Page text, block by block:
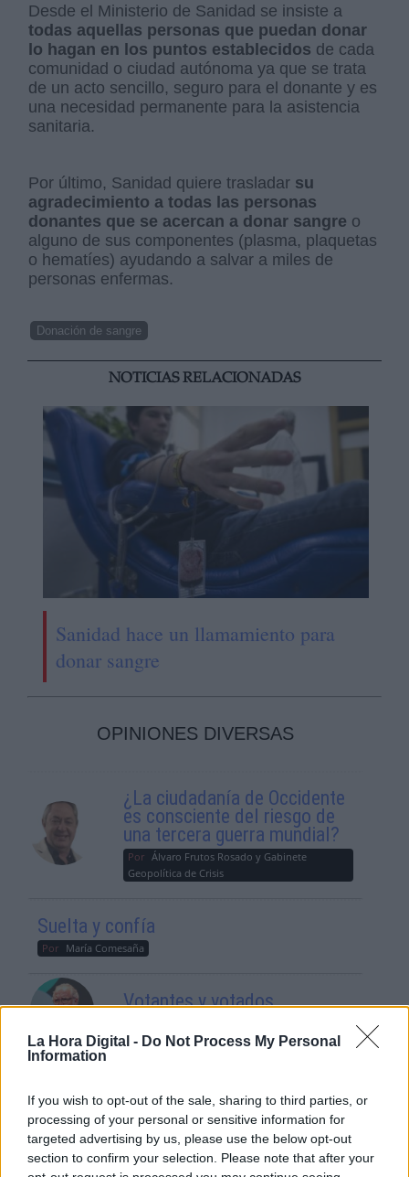
La Hora Digital - Do Not Process My Personal
Information
If you wish to opt-out of the sale, sharing to third parties, or
processing of your personal or sensitive information for
targeted advertising by us, please use the below opt-out
section to confirm your selection. Please note that after your
Desde el Ministerio de Sanidad se insiste a
todas aquellas personas que puedan donar
lo hagan en los puntos establecidos de cada
comunidad o ciudad autónoma ya que se trata
de un acto sencillo, seguro para el donante y es
una necesidad permanente para la asistencia
sanitaria.
Por último, Sanidad quiere trasladar su
agradecimiento a todas las personas
donantes que se acercan a donar sangre o
alguno de sus componentes (plasma, plaquetas
o hematíes) ayudando a salvar a miles de
personas enfermas.
Donación de sangre
NOTICIAS RELACIONADAS
Sanidad hace un llamamiento para
donar sangre
OPINIONES DIVERSAS
¿La ciudadanía de Occidente
es consciente del riesgo de
una tercera guerra mundial?
Por Álvaro Frutos Rosado y Gabinete
Geopolítica de Crisis
Suelta y confía
Por María Comesaña
Votantes y votados
Un Nuevo Orden Autoritario
en Construcción
Por Álvaro Frutos Rosado y Gabinete
Geopolítica de Crisis